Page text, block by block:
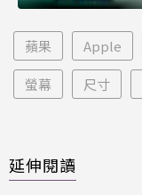
蘋果 Apple
螢幕 尺寸
延伸閱讀